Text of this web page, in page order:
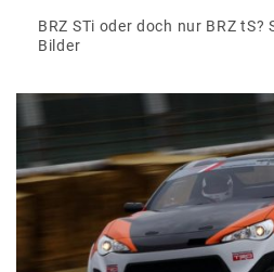
BRZ STi oder doch nur BRZ tS?
Bilder